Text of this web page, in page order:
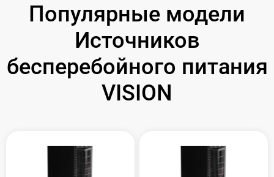
Популярные модели
Источников
бесперебойного питания
VISION